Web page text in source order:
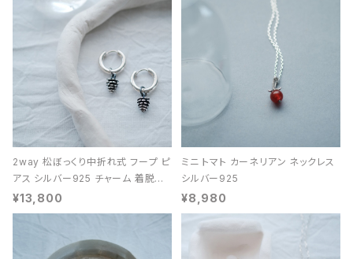
2way 松ぼっくり中折れ式 フープ ピ
アス シルバー925 チャーム 着脱可
能 レディース ユニセックス
¥13,800
ミニ トマト カーネリアン ネックレス
シルバー925
¥8,980